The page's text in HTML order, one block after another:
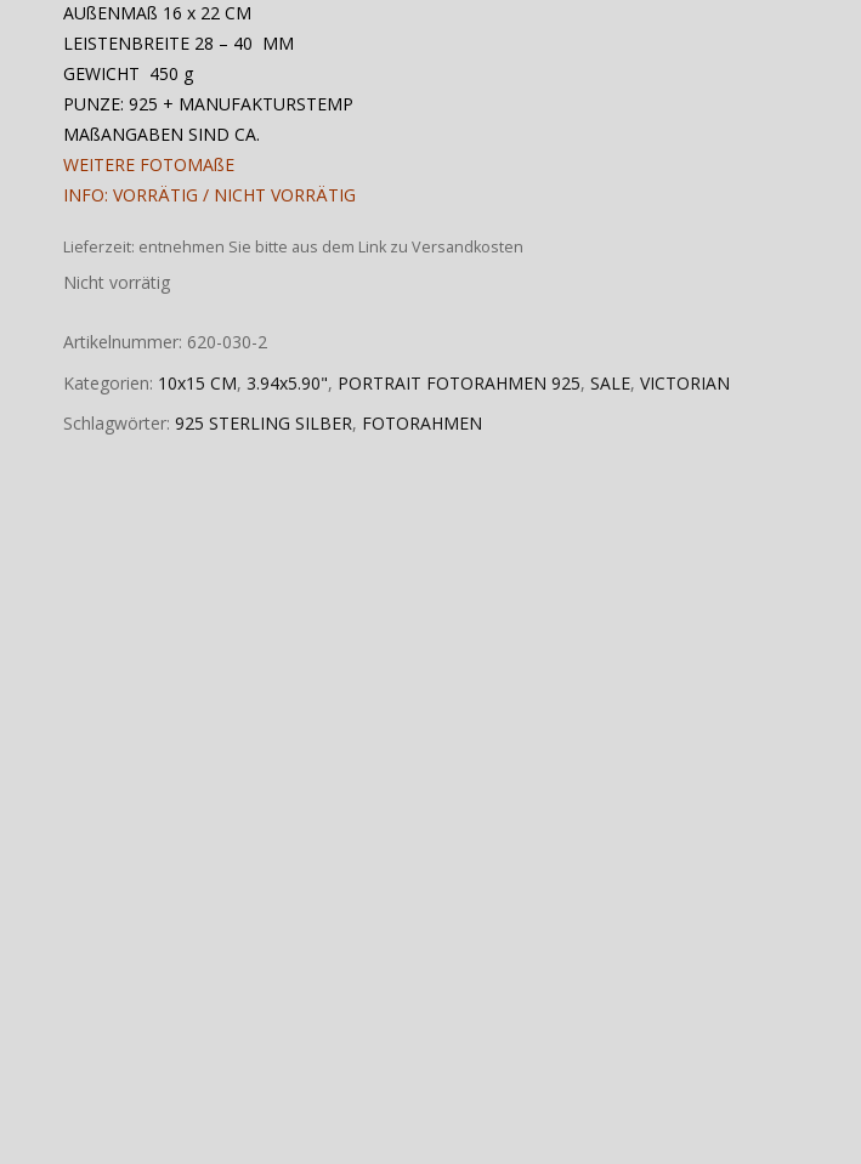
AUßENMAß 16 x 22 CM
LEISTENBREITE 28 – 40 MM
GEWICHT 450 g
PUNZE: 925 + MANUFAKTURSTEMP
MAßANGABEN SIND CA.
WEITERE FOTOMAßE
INFO: VORRÄTIG / NICHT VORRÄTIG
Lieferzeit: entnehmen Sie bitte aus dem Link zu Versandkosten
Nicht vorrätig
Artikelnummer: 620-030-2
Kategorien: 10x15 CM, 3.94x5.90", PORTRAIT FOTORAHMEN 925, SALE, VICTORIAN
Schlagwörter: 925 STERLING SILBER, FOTORAHMEN